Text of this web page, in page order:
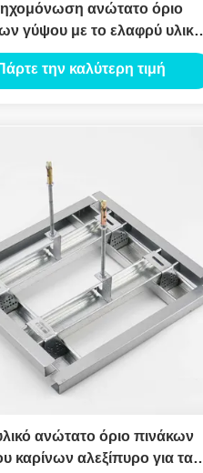
ανώτατο όριο
γύψου με το ελαφρύ υλικό
καρίνων χάλυβα
την καλύτερη τιμή
ανώτατο όριο πινάκων
καρίνων αλεξίπυρο για τα